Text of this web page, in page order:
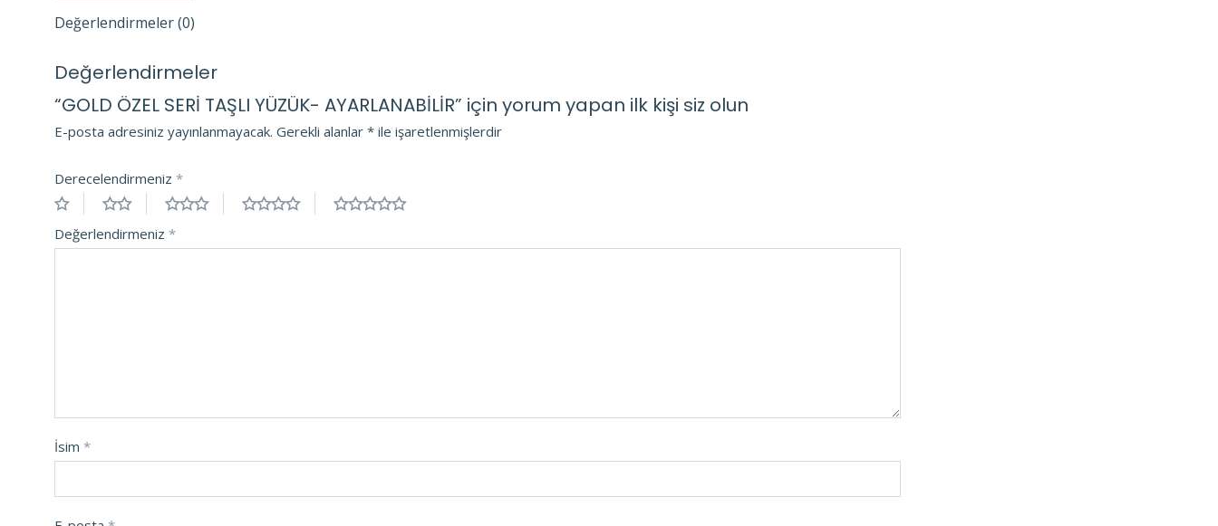
Değerlendirmeler (0)
Değerlendirmeler
“GOLD ÖZEL SERİ TAŞLI YÜZÜK- AYARLANABİLİR” için yorum yapan ilk kişi siz olun
E-posta adresiniz yayınlanmayacak. Gerekli alanlar * ile işaretlenmişlerdir
Derecelendirmeniz *
Değerlendirmeniz *
İsim *